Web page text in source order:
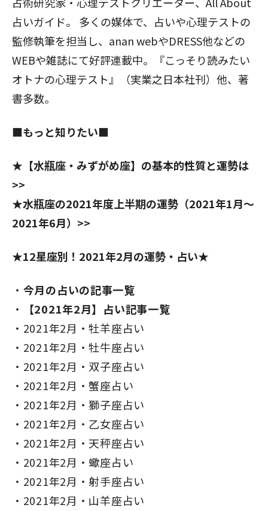
占いガイド。 多くの媒体で、占いや心理テストの
監修執筆を担当し、anan webやDRESS他などの
WEBや雑誌にて好評連載中。『こっそり読みたい
オトナの心理テスト』（実業之日本社刊）他、著
書多数。
■もっと知りたい■
★【水瓶座・みずがめ座】の基本的性質と運勢は
>>
★水瓶座の2021年度上半期の運勢（2021年1月～
2021年6月）>>
★12星座別！2021年2月の運勢・占い★
今月の占いの記事一覧
【2021年2月】占い記事一覧
2021年2月・牡羊座占い
2021年2月・牡牛座占い
2021年2月・双子座占い
2021年2月・蟹座占い
2021年2月・獅子座占い
2021年2月・乙女座占い
2021年2月・天秤座占い
2021年2月・蠍座占い
2021年2月・射手座占い
2021年2月・山羊座占い